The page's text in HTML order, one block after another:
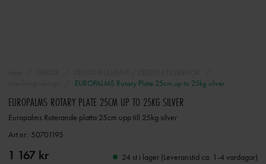
EUROPALMS Rotary Plate 25cm up to 25kg silver
EUROPALMS ROTARY PLATE 25CM UP TO 25KG SILVER
Europalms Roterande platta 25cm upp till 25kg silver
Art nr: 50701195
1 167 kr 24 st i lager (Leveranstid ca. 1-4 vardagar)